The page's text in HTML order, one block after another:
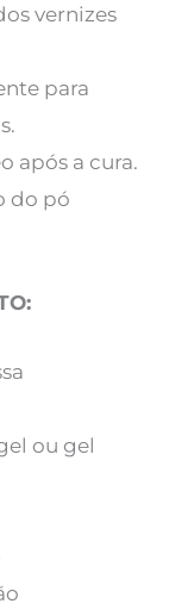
vernizes
para
após a cura.
do pó
ou gel